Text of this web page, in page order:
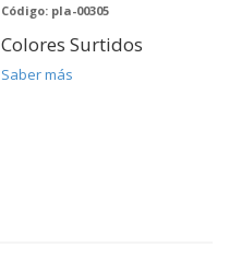
Código: pla-00305
Colores Surtidos
Saber más